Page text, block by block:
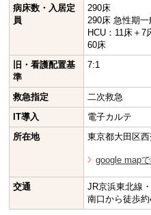
病床数・入居定
員
290床
290床 急性期
HCU：11床＋
60床
旧・看護配置基
準
7:1
救急指定
二次救急
IT導入
電子カルテ
所在地
東京都大田区
google map
交通
JR京浜東北線
南口から徒歩